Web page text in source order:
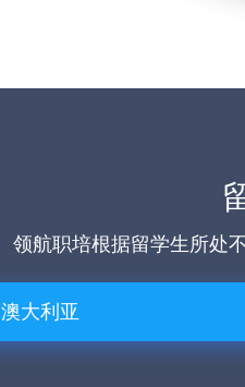
领航职培根据留学生所处
澳大利亚